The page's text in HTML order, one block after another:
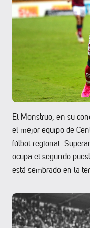
El Monstruo, en su
el mejor equipo de
fútbol regional.
ocupa el segundo
está sembrado en la